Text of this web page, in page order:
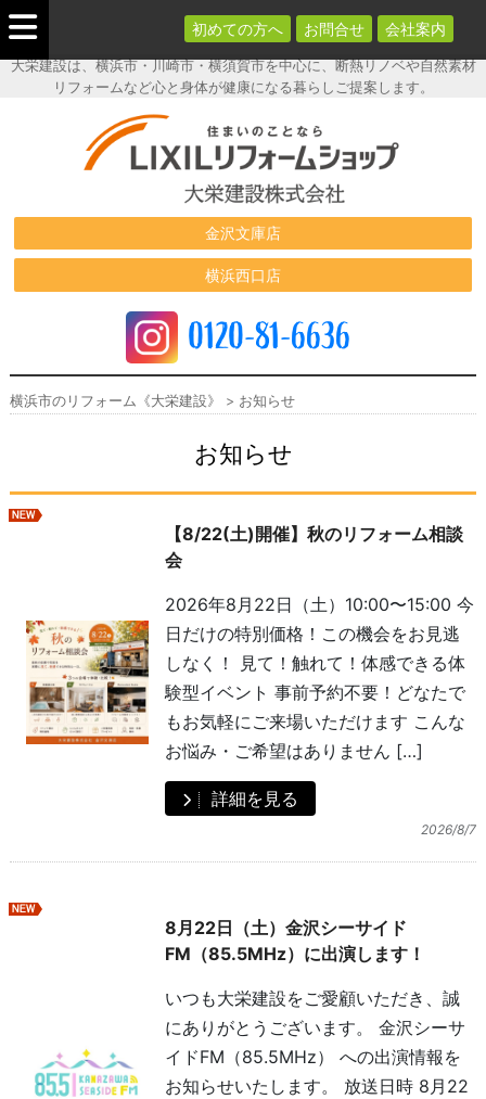
大栄建設は、横浜市・川崎市・横須賀市を中心に、断熱リノベや自然素材
リフォームなど心と身体が健康になる暮らしご提案します。
横浜市のリフ
ォーム《大栄
建設》
金沢文庫店
横浜西口店
0120-81-6636
初めての方へ お問合せ 会社案内
横浜市のリフォーム《大栄建設》 > お知らせ
お知らせ
【8/22(土)開催】秋のリフォーム相談
会
2026年8月22日（土）10:00〜15:00 今
日だけの特別価格！この機会をお見逃
しなく！ 見て！触れて！体感できる体
験型イベント 事前予約不要！どなたで
もお気軽にご来場いただけます こんな
お悩み・ご希望はありません […]
詳細を見る
2026/8/7
8月22日（土）金沢シーサイド
FM（85.5MHz）に出演します！
いつも大栄建設をご愛顧いただき、誠
にありがとうございます。 金沢シーサ
イドFM（85.5MHz） への出演情報を
お知らせいたします。 放送日時 8月22